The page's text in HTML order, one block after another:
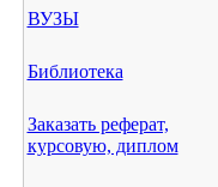
ВУЗЫ
Библиотека
Заказать реферат,
курсовую, диплом